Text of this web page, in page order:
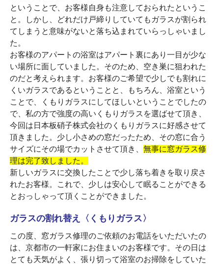
ということで、お客様自身も注意しておられたというこ
と。しかし、どれだけ戸締りしていてもガラスが割られ
てしまうと意味がないと落ち込まれていらっしゃいまし
た。
お客様のアパートの浴室はアパート裏にあり一目が少な
い場所に面していました。そのため、空き巣に狙われた
のだと考えられます。お客様のご希望で少しでも割れに
くいガラスであるということと、もちろん、浴室という
ことで、くもりガラスにしてほしいということでしたの
で、私の方で強度の高いくもりガラスを選ばせて頂き、
今回は日本板硝子株式会社のくもりガラスに好感させて
頂きました。少し小さめの窓だったため、その窓に合う
サイズにその場でカットさせて頂き、 無事に窓ガラス修
理は完了致しました。
新しいガラスに交換したことで少し落ち着きを取り戻さ
れたお客様。これで、少しは安心して眠ることができる
とおっしゃって頂くことができました。
ガラスの割れ替え〈くもりガラス〉
この度、窓ガラス修理のご依頼のお電話をいただいたの
は、京都市の一軒家にお住まいのお客様です。その日は
とても天気がよく、張り切って浴室のお掃除をしていた